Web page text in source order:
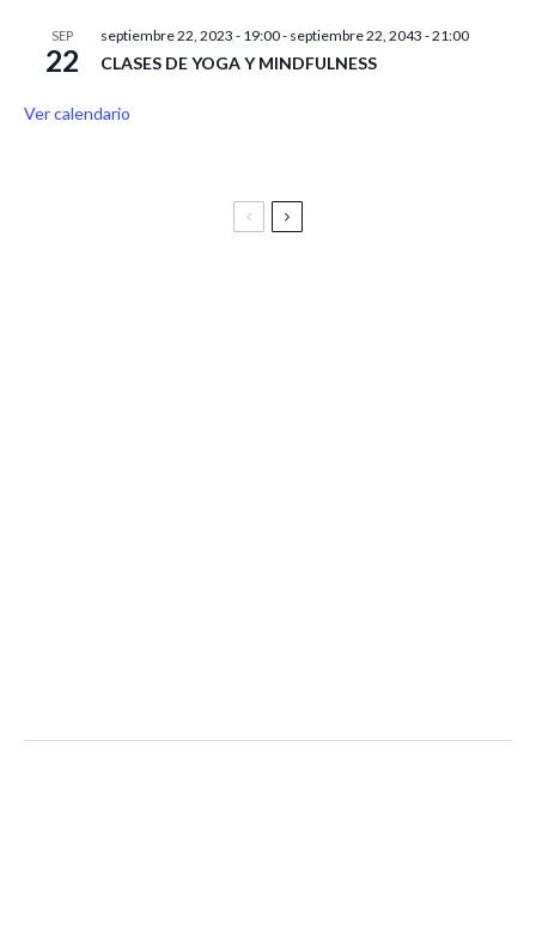
SEP
22
septiembre 22, 2023 - 19:00- septiembre 22, 2043 - 21:00
CLASES DE YOGA Y MINDFULNESS
Ver calendario